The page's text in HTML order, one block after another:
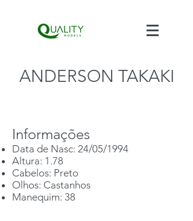
ANDERSON TAKAKI
Informações
Data de Nasc: 24/05/1994
Altura: 1.78
Cabelos: Preto
Olhos: Castanhos
Manequim: 38